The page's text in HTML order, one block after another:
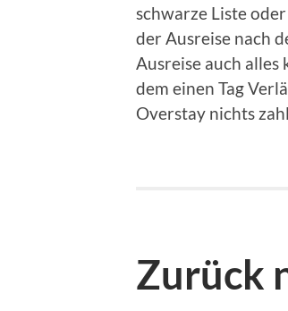
schwarze Liste
der Ausreise nach
Ausreise auch
dem einen Tag
Overstay nichts
Zurück